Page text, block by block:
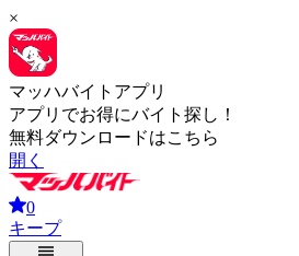
×
マッハバイトアプリ
アプリでお得にバイト探し！
無料ダウンロードはこちら
開く
0
キープ